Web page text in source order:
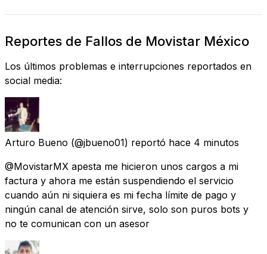
Reportes de Fallos de Movistar México
Los últimos problemas e interrupciones reportados en
social media:
Arturo Bueno (@jbueno01) reportó hace 4 minutos
@MovistarMX apesta me hicieron unos cargos a mi
factura y ahora me están suspendiendo el servicio
cuando aún ni siquiera es mi fecha límite de pago y
ningún canal de atención sirve, solo son puros bots y
no te comunican con un asesor